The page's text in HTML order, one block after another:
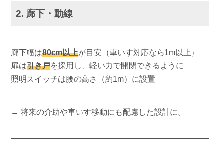
2. 廊下・動線
廊下幅は80cm以上が目安（車いす対応なら1m以上）
扉は引き戸を採用し、軽い力で開閉できるように
照明スイッチは腰の高さ（約1m）に設置
→ 将来の介助や車いす移動にも配慮した設計に。